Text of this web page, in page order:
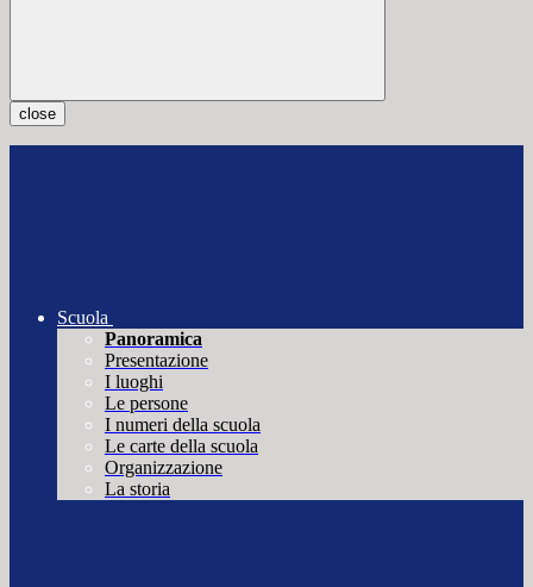
close
Scuola
Panoramica
Presentazione
I luoghi
Le persone
I numeri della scuola
Le carte della scuola
Organizzazione
La storia